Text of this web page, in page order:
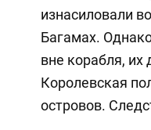
изнасиловали
Багамах.
вне корабля, их
Королевская
островов.